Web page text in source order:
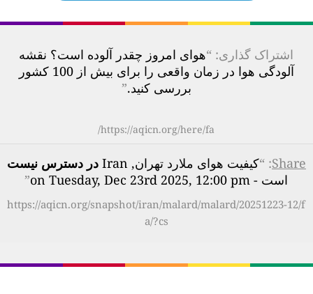
اشتراک گذاری: “هوای امروز چقدر آلوده است؟ نقشه
آلودگی هوا در زمان واقعی را برای بیش از 100 کشور
بررسی کنید.”
https://aqicn.org/here/fa/
Share
: “کیفیت هوای ملارد تهران, Iran
در دسترس نیست
است - on Tuesday, Dec 23rd 2025, 12:00 pm
”
https://aqicn.org/snapshot/iran/malard/malard/20251223-12/f
a/?cs